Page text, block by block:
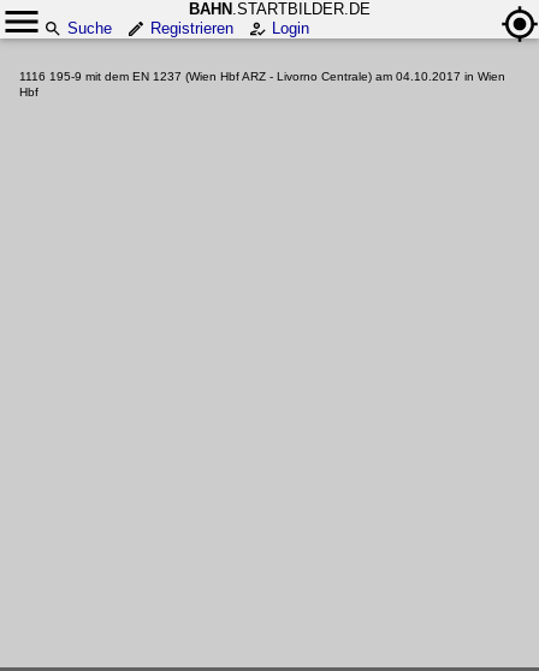
BAHN .STARTBILDER.DE
Suche
Registrieren Login
1116 195-9 mit dem EN 1237 (Wien Hbf ARZ - Livorno Centrale) am 04.10.2017 in Wien
Hbf